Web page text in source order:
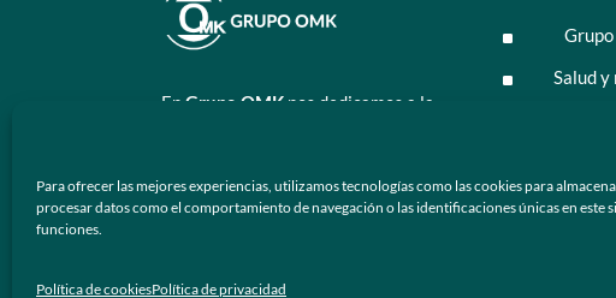
Para ofrecer las mejores experiencias, utilizamos tecnologías como las cookies para
procesar datos como el comportamiento de navegación o las identificaciones únicas en
funciones.
Política de cookiesPolítica de privacidad
EnGrupo OMK nos dedicamos a la
prestigio a los negocios ópticos en
México.
Síguenos
^
^ Salud y